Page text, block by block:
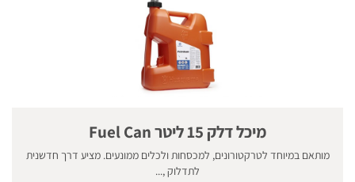
מיכל דלק 15 ליטר Fuel Can
מותאם במיוחד לטרקטורונים, למכסחות ולכלים ממונעים. מציע דרך חדשנית
לתדלוק ,...